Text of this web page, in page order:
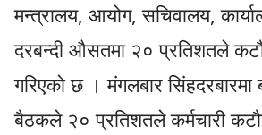
मन्त्रालय, आयोग, सचिवालय,
दरबन्दी औसतमा २० प्रतिशतले
गरिएको छ । मंगलबार
बैठकले २० प्रतिशतले कर्मचारी